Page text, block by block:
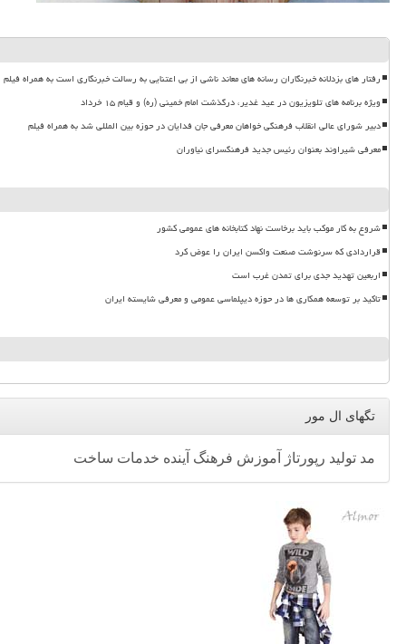
رفتار های بزدلانه خبرنگاران رسانه های معاند ناشی از بی اعتنایی به رسالت خبرنگاری است به همراه فیلم
ویژه برنامه های تلویزیون در عید غدیر، درگذشت امام خمینی (ره) و قیام ۱۵ خرداد
دبیر شورای عالی انقلاب فرهنگی خواهان معرفی جان فدایان در حوزه بین المللی شد به همراه فیلم
معرفی شیراوند بعنوان رئیس جدید فرهنگسرای نیاوران
شروع به کار موکب باید برخاست نهاد کتابخانه های عمومی کشور
قراردادی که سرنوشت صنعت واکسن ایران را عوض کرد
اربعین تهدید جدی برای تمدن غرب است
تاکید بر توسعه همکاری ها در حوزه دیپلماسی عمومی و معرفی شایسته ایران
تگهای ال مور
مد تولید رپورتاژ آموزش فرهنگ آینده خدمات ساخت